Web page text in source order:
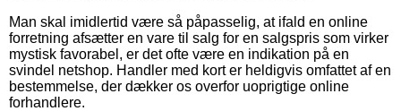
Man skal imidlertid være så påpasselig, at ifald en online
forretning afsætter en vare til salg for en salgspris som virker
mystisk favorabel, er det ofte være en indikation på en
svindel netshop. Handler med kort er heldigvis omfattet af en
bestemmelse, der dækker os overfor uoprigtige online
forhandlere.